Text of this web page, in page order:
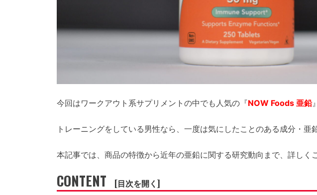
今回はワークアウト系サプリメントの中でも人気の『NOW Foods 亜鉛
トレーニングをしている男性なら、一度は気にしたことのある成分・亜鉛
本記事では、商品の特徴から近年の亜鉛に関する研究動向まで、詳しく
CONTENT [目次を開く]